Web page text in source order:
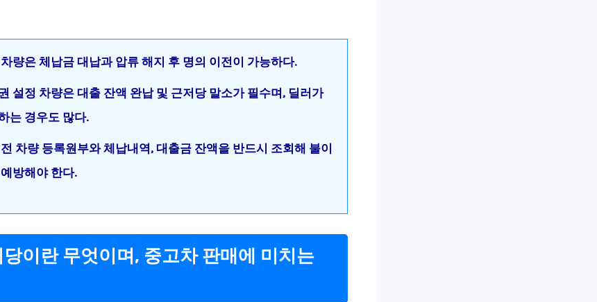
량은 체납금 대납과 압류 해지 후 명의 이전이 가능하다.
설정 차량은 대출 잔액 완납 및 근저당 말소가 필수며, 딜러가
는 경우도 많다.
차량 등록원부와 체납내역, 대출금 잔액을 반드시 조회해 불이
방해야 한다.
이란 무엇이며, 중고차 판매에 미치는